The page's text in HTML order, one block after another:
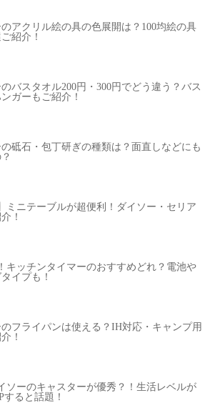
アクリル絵の具の色展開は？100均絵の具
紹介！
バスタオル200円・300円でどう違う？バス
ガーもご紹介！
砥石・包丁研ぎの種類は？面直しなどにも
ミニテーブルが超便利！ダイソー・セリア
！
キッチンタイマーのおすすめどれ？電池や
イプも！
のフライパンは使える？IH対応・キャンプ用
！
ソーのキャスターが優秀？！生活レベルが
すると話題！